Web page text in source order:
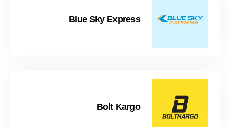
Blue Sky Express
Bolt Kargo